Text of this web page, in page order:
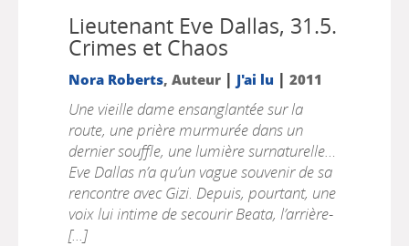
Lieutenant Eve Dallas, 31.5.
Crimes et Chaos
Nora Roberts, Auteur | J'ai lu | 2011
Une vieille dame ensanglantée sur la
route, une prière murmurée dans un
dernier souffle, une lumière surnaturelle…
Eve Dallas n’a qu’un vague souvenir de sa
rencontre avec Gizi. Depuis, pourtant, une
voix lui intime de secourir Beata, l’arrière-
[...]